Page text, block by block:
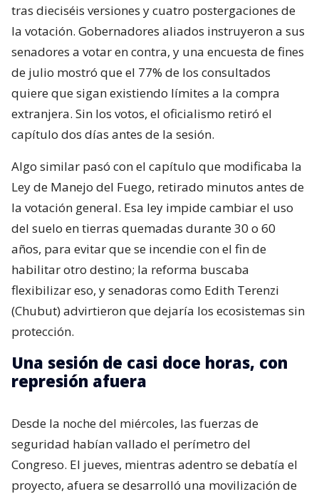
tras dieciséis versiones y cuatro postergaciones de
la votación. Gobernadores aliados instruyeron a sus
senadores a votar en contra, y una encuesta de fines
de julio mostró que el 77% de los consultados
quiere que sigan existiendo límites a la compra
extranjera. Sin los votos, el oficialismo retiró el
capítulo dos días antes de la sesión.
Algo similar pasó con el capítulo que modificaba la
Ley de Manejo del Fuego, retirado minutos antes de
la votación general. Esa ley impide cambiar el uso
del suelo en tierras quemadas durante 30 o 60
años, para evitar que se incendie con el fin de
habilitar otro destino; la reforma buscaba
flexibilizar eso, y senadoras como Edith Terenzi
(Chubut) advirtieron que dejaría los ecosistemas sin
protección.
Una sesión de casi doce horas, con
represión afuera
Desde la noche del miércoles, las fuerzas de
seguridad habían vallado el perímetro del
Congreso. El jueves, mientras adentro se debatía el
proyecto, afuera se desarrolló una movilización de